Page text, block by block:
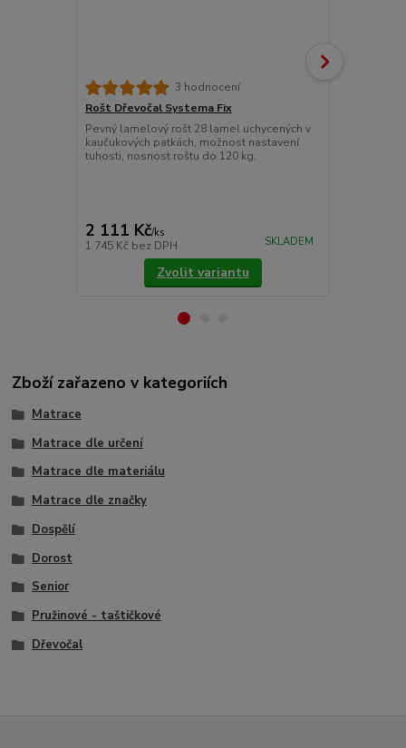
3 hodnocení
Rošt Dřevočal Systema Fix
Pevný lamelový rošt 28 lamel uchycených v
kaučukových patkách, možnost nastavení
tuhosti, nosnost roštu do 120 kg,
2 111 Kč/ks
1 745 Kč bez DPH SKLADEM
Zvolit variantu
Zboží zařazeno v kategoriích
Matrace
Matrace dle určení
Matrace dle materiálu
Matrace dle značky
Dospělí
Dorost
Senior
Pružinové - taštičkové
Dřevočal